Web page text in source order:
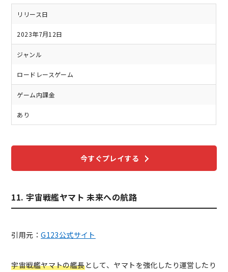
リリース日
2023年7月12日
ジャンル
ロードレースゲーム
ゲーム内課金
あり
今すぐプレイする
11. 宇宙戦艦ヤマト 未来への航路
引用元：G123公式サイト
宇宙戦艦ヤマトの艦長として、ヤマトを強化したり運営したり